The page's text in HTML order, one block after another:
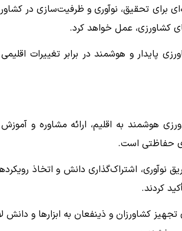
برای تحقیق، نوآوری و ظرفیت‌سازی در
کشاورزی، عمل خواهد کرد.
پایدار و هوشمند در برابر تغییرات
هوشمند به اقلیم، ارائه مشاوره و
حفاظتی است.
نوآوری، اشتراک‌گذاری دانش و اتخاذ
کردند.
کشاورزان و ذینفعان به ابزارها و دانش